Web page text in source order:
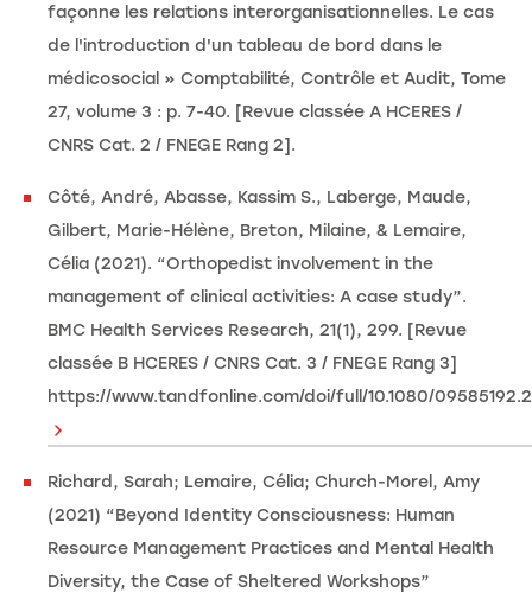
façonne les relations interorganisationnelles. Le cas
de l'introduction d'un tableau de bord dans le
médicosocial » Comptabilité, Contrôle et Audit, Tome
27, volume 3 : p. 7-40. [Revue classée A HCERES /
CNRS Cat. 2 / FNEGE Rang 2].
Côté, André, Abasse, Kassim S., Laberge, Maude,
Gilbert, Marie-Hélène, Breton, Milaine, & Lemaire,
Célia (2021). “Orthopedist involvement in the
management of clinical activities: A case study”.
BMC Health Services Research, 21(1), 299. [Revue
classée B HCERES / CNRS Cat. 3 / FNEGE Rang 3]
https://www.tandfonline.com/doi/full/10.1080/
Richard, Sarah; Lemaire, Célia; Church-Morel, Amy
(2021) “Beyond Identity Consciousness: Human
Resource Management Practices and Mental Health
Diversity, the Case of Sheltered Workshops”